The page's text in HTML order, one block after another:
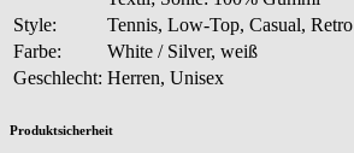
Style:
Tennis, Low-Top, Casual, Retro
Farbe:
White / Silver, weiß
Geschlecht: Herren, Unisex
Produktsicherheit